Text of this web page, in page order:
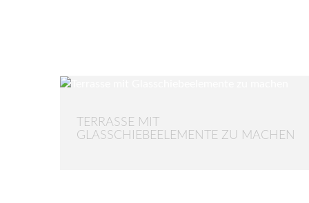
TERRASSE MIT
GLASSCHIEBEELEMENTE ZU MACHEN